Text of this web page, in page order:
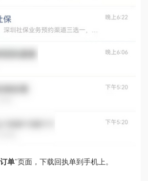
订单”页面，下载回执单到手机上。